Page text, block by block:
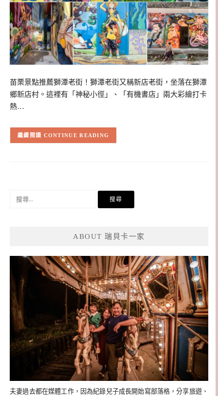
苗栗景點推薦獅潭老街！獅潭老街又稱新店老街，坐落在獅潭
鄉新店村。這裡有「神秘小徑」、「有機書店」兩大彩繪打卡
熱…
CONTINUE READING
ABOUT 瑞貝卡一家
夫妻過去都在媒體工作，因為紀錄兒子成長開始寫部落格，分享旅遊、